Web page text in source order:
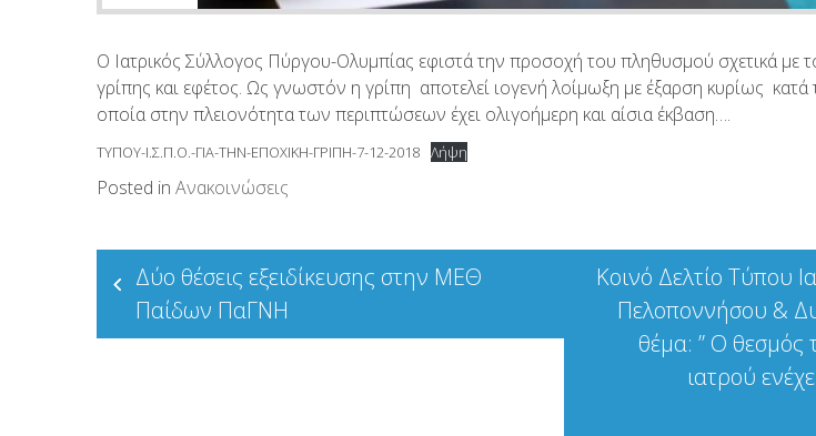
Ο Ιατρικός Σύλλογος Πύργου-Ολυμπίας εφιστά την προσοχή του πληθυσμού σχετικά με
γρίπης και εφέτος. Ως γνωστόν η γρίπη αποτελεί ιογενή λοίμωξη με έξαρση κυρίως κατά
οποία στην πλειονότητα των περιπτώσεων έχει ολιγοήμερη και αίσια έκβαση….
ΤΥΠΟΥ-Ι.Σ.Π.Ο.-ΓΙΑ-ΤΗΝ-ΕΠΟΧΙΚΗ-ΓΡΙΠΗ-7-12-2018 Λήψη
Posted in Ανακοινώσεις
Πλοήγηση
άρθρων
Δύο θέσεις εξειδίκευσης στην ΜΕΘ
Παίδων ΠαΓΝΗ
Κοινό Δελτίο Τύπου
Πελοποννήσου &
θέμα: ” Ο θεσμός
ιατρού